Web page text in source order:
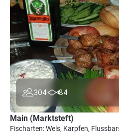
304 84
Main (Marktsteft)
Fischarten: Wels, Karpfen,